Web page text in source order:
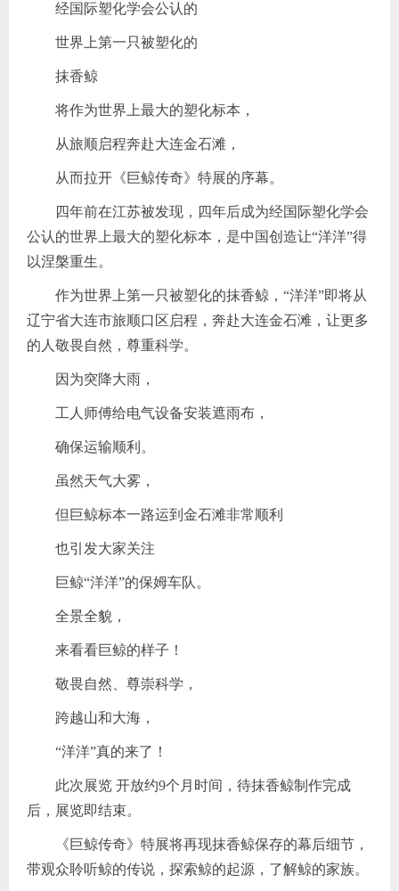
经国际塑化学会公认的
世界上第一只被塑化的
抹香鲸
将作为世界上最大的塑化标本，
从旅顺启程奔赴大连金石滩，
从而拉开《巨鲸传奇》特展的序幕。
四年前在江苏被发现，四年后成为经国际塑化学会
公认的世界上最大的塑化标本，是中国创造让“洋洋”得
以涅槃重生。
作为世界上第一只被塑化的抹香鲸，“洋洋”即将从
辽宁省大连市旅顺口区启程，奔赴大连金石滩，让更多
的人敬畏自然，尊重科学。
因为突降大雨，
工人师傅给电气设备安装遮雨布，
确保运输顺利。
虽然天气大雾，
但巨鲸标本一路运到金石滩非常顺利
也引发大家关注
巨鲸“洋洋”的保姆车队。
全景全貌，
来看看巨鲸的样子！
敬畏自然、尊崇科学，
跨越山和大海，
“洋洋”真的来了！
此次展览 开放约9个月时间，待抹香鲸制作完成
后，展览即结束。
《巨鲸传奇》特展将再现抹香鲸保存的幕后细节，
带观众聆听鲸的传说，探索鲸的起源，了解鲸的家族。